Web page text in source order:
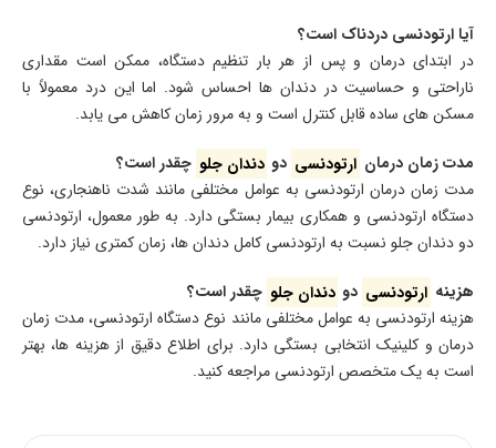
آیا ارتودنسی دردناک است؟
در ابتدای درمان و پس از هر بار تنظیم دستگاه، ممکن است مقداری
ناراحتی و حساسیت در دندان ها احساس شود. اما این درد معمولاً با
مسکن های ساده قابل کنترل است و به مرور زمان کاهش می یابد.
مدت زمان درمان ارتودنسی دو دندان جلو چقدر است؟
مدت زمان درمان ارتودنسی به عوامل مختلفی مانند شدت ناهنجاری، نوع
دستگاه ارتودنسی و همکاری بیمار بستگی دارد. به طور معمول، ارتودنسی
دو دندان جلو نسبت به ارتودنسی کامل دندان ها، زمان کمتری نیاز دارد.
هزینه ارتودنسی دو دندان جلو چقدر است؟
هزینه ارتودنسی به عوامل مختلفی مانند نوع دستگاه ارتودنسی، مدت زمان
درمان و کلینیک انتخابی بستگی دارد. برای اطلاع دقیق از هزینه ها، بهتر
است به یک متخصص ارتودنسی مراجعه کنید.